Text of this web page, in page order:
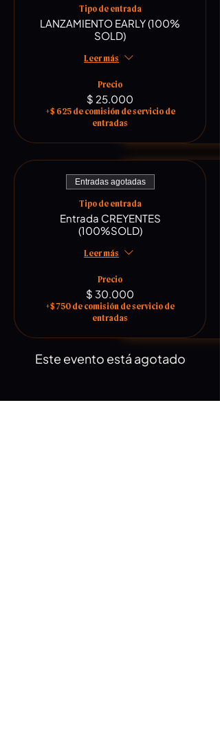
Tipo de entrada
LANZAMIENTO EARLY (100%
SOLD)
Leer más
Precio
$ 25.000
+$ 625 de comisión de servicio de
entradas
Entradas agotadas
Tipo de entrada
Entrada CREYENTES
(100%SOLD)
Leer más
Precio
$ 30.000
+$ 750 de comisión de servicio de
entradas
Este evento está agotado